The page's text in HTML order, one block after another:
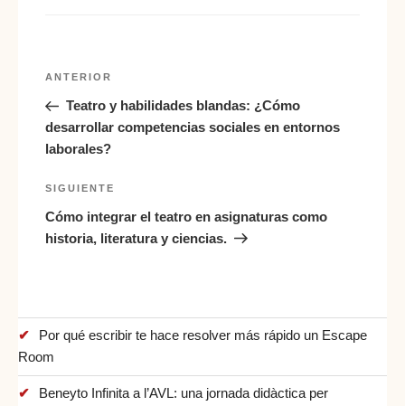
ANTERIOR
Teatro y habilidades blandas: ¿Cómo
desarrollar competencias sociales en entornos
laborales?
SIGUIENTE
Cómo integrar el teatro en asignaturas como
historia, literatura y ciencias.
Por qué escribir te hace resolver más rápido un Escape
Room
Beneyto Infinita a l’AVL: una jornada didàctica per